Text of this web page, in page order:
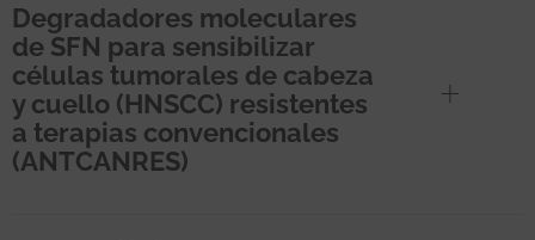
Degradadores moleculares
de SFN para sensibilizar
células tumorales de cabeza
y cuello (HNSCC) resistentes
a terapias convencionales
(ANTCANRES)